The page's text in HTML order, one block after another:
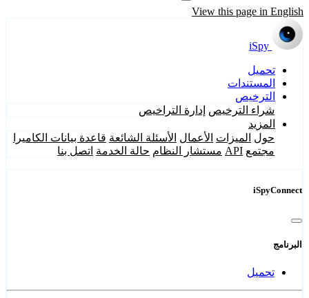
View this page in English
iSpy
تحميل
المستندات
الترخيص
شراء الترخيص إدارة التراخيص
المزيد
حول الميزات الأعمال الأسئلة الشائعة قاعدة بيانات الكاميرا
مجتمع API مستشار النظام حالة الخدمة اتصل بنا
iSpyConnect
البرنامج
تحميل